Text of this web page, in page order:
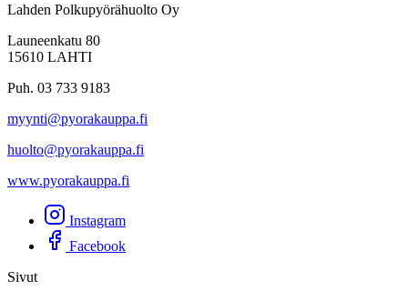
Lahden Polkupyörähuolto Oy
Launeenkatu 80
15610 LAHTI
Puh. 03 733 9183
myynti@pyorakauppa.fi
huolto@pyorakauppa.fi
www.pyorakauppa.fi
Instagram
Facebook
Sivut